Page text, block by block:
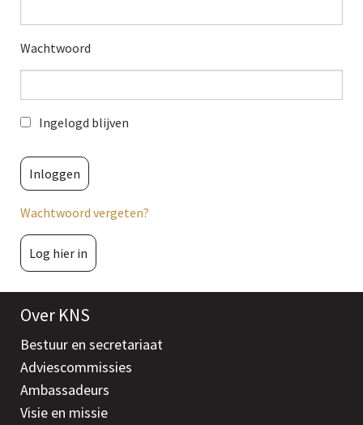
Wachtwoord
Ingelogd blijven
Wachtwoord vergeten?
Log hier in
Over KNS
Bestuur en secretariaat
Adviescommissies
Ambassadeurs
Visie en missie